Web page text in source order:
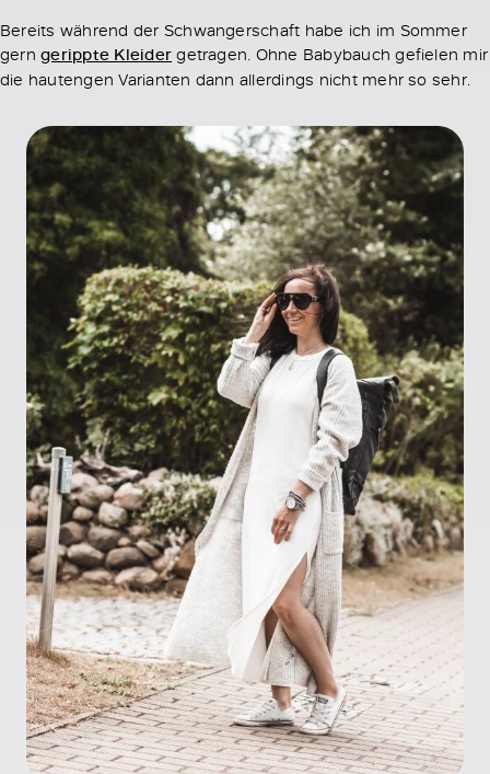
Bereits während der Schwangerschaft habe ich im Sommer
gerngerippte Kleider getragen. Ohne Babybauch gefielen mir
die hautengen Varianten dann allerdings nicht mehr so sehr.